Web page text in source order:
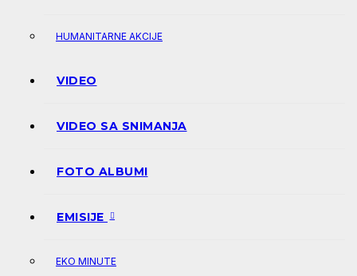
HUMANITARNE AKCIJE
VIDEO
VIDEO SA SNIMANJA
FOTO ALBUMI
EMISIJE
EKO MINUTE